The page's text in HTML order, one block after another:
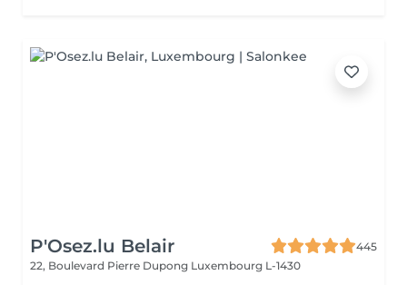
P'Osez.lu Belair
445
22, Boulevard Pierre Dupong Luxembourg L-1430